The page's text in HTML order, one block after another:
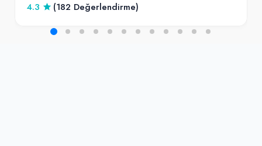
4.3
(182 Değerlendirme)